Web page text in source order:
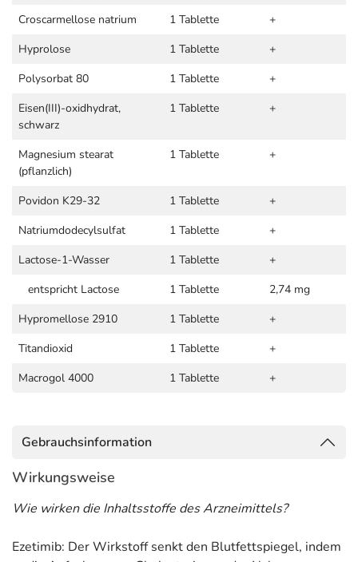
Croscarmellose natrium
1 Tablette
+
Hyprolose
1 Tablette
+
Polysorbat 80
1 Tablette
+
Eisen(III)-oxidhydrat,
schwarz
1 Tablette +
Magnesium stearat
(pflanzlich)
1 Tablette +
Povidon K29-32 1 Tablette
+
Natriumdodecylsulfat
1 Tablette
+
Lactose-1-Wasser
1 Tablette
+
entspricht Lactose
1 Tablette
2,74 mg
Hypromellose 2910
1 Tablette
+
Titandioxid
1 Tablette
+
Macrogol 4000
1 Tablette +
Gebrauchsinformation
Wirkungsweise
Wie wirken die Inhaltsstoffe des Arzneimittels?
Ezetimib: Der Wirkstoff senkt den Blutfettspiegel, indem